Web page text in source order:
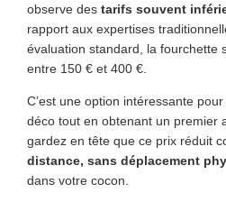
observe des tarifs souvent
rapport aux expertises
évaluation standard, la fourchette
entre 150 € et 400 €.
C’est une option intéressante
déco tout en obtenant un premier
gardez en tête que ce prix réduit
distance, sans déplacement
dans votre cocon.